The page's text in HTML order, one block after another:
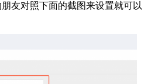
友对照下面的截图来设置就可以